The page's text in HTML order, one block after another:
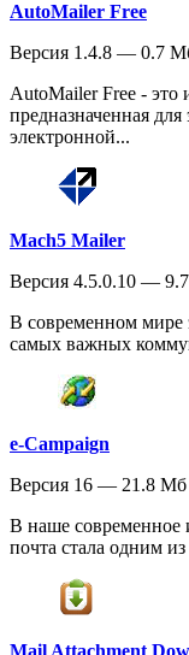
AutoMailer Free
Версия 1.4.8 — 0.7
AutoMailer Free - это
предназначенная
электронной...
Mach5 Mailer
Версия 4.5.0.10 —
В современном мире
самых важных
e-Campaign
Версия 16 — 21.8 Мб
В наше современное
почта стала одним
Mail Attachment